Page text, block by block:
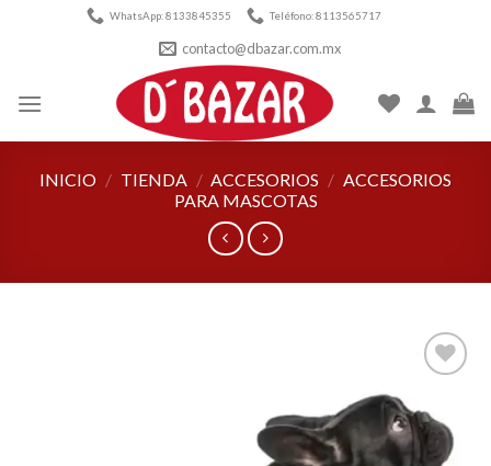
WhatsApp: 8133845355 Teléfono: 8113565717
contacto@dbazar.com.mx
INICIO / TIENDA / ACCESORIOS / ACCESORIOS
PARA MASCOTAS
a la
lista de
deseos